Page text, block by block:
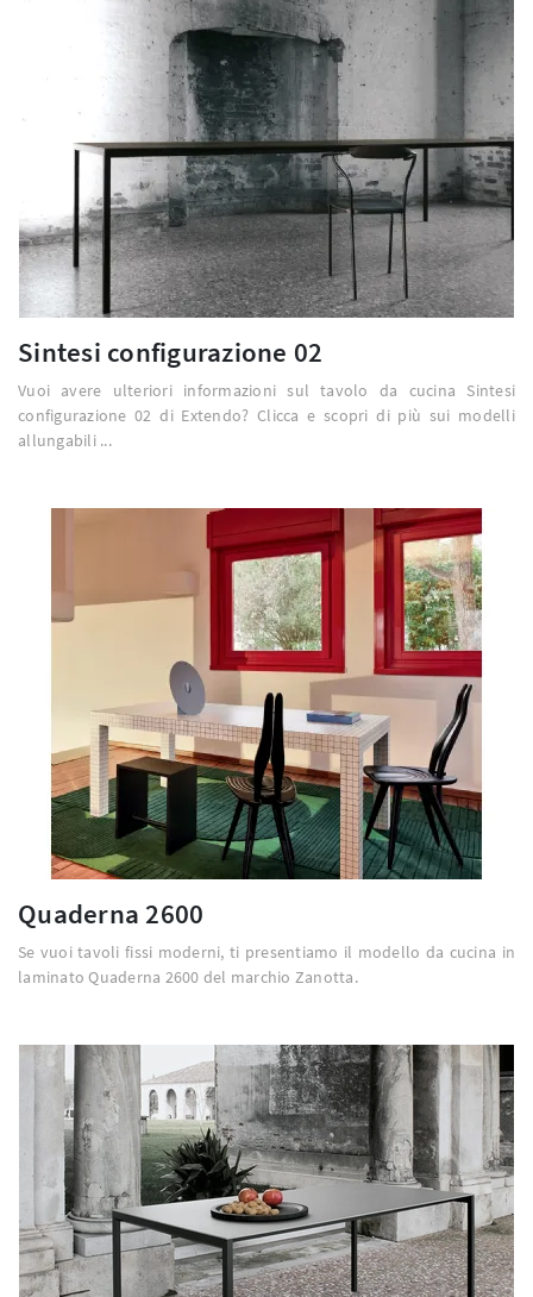
Sintesi configurazione 02
Vuoi avere ulteriori informazioni sul tavolo da cucina Sintesi
configurazione 02 di Extendo? Clicca e scopri di più sui modelli
allungabili ...
Quaderna 2600
Se vuoi tavoli fissi moderni, ti presentiamo il modello da cucina in
laminato Quaderna 2600 del marchio Zanotta.